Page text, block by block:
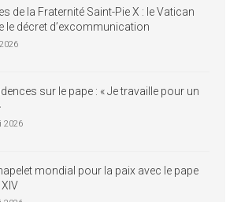
de la Fraternité Saint-Pie X : le Vatican
le décret d’excommunication
sur le pape : « Je travaille pour un
2026
mondial pour la paix avec le pape
XIV